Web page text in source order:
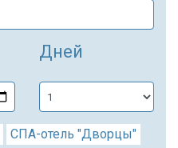
Дней
СПА-отель "Дворцы"